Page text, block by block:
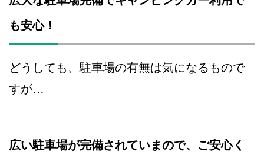
も安心！
どうしても、駐車場の有無は気になるもので
すが…
広い駐車場が完備されていまので、ご安心く